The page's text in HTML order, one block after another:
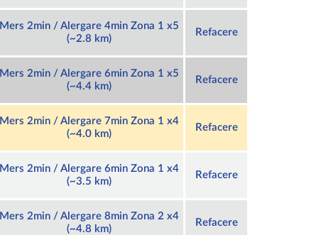
Mers 2min / Alergare 4min Zona 1 x5
(~2.8 km)
Refacere
Mers 2min / Alergare 6min Zona 1 x5
(~4.4 km)
Refacere
Mers 2min / Alergare 7min Zona 1 x4
(~4.0 km)
Refacere
Mers 2min / Alergare 6min Zona 1 x4
(~3.5 km)
Refacere
Mers 2min / Alergare 8min Zona 2 x4
(~4.8 km)
Refacere